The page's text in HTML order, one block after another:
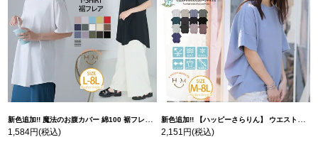
新色追加!! 魔法のお腹カバー 綿100 裾フレア Tシャツ | 大きいサイズの通販ならハッピーマリリン
1,584円(税込)
新色追加!! 【ハッピーさらりん】 ウエストタック入り スッキリ魅せ コクーントップス | 大きいサイズの通販ならハッピーマリリン
2,151円(税込)